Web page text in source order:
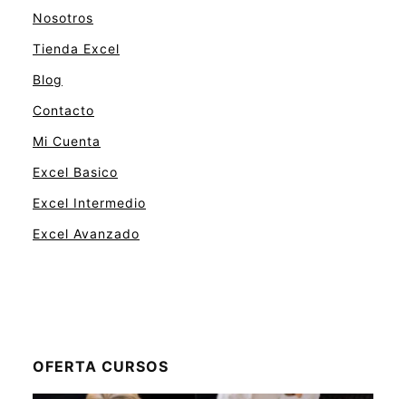
Nosotros
Tienda Excel
Blog
Contacto
Mi Cuenta
Excel Basico
Excel Intermedio
Excel Avanzado
OFERTA CURSOS